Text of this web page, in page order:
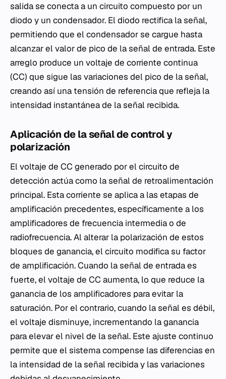
salida se conecta a un circuito compuesto por un
diodo y un condensador. El diodo rectifica la señal,
permitiendo que el condensador se cargue hasta
alcanzar el valor de pico de la señal de entrada. Este
arreglo produce un voltaje de corriente continua
(CC) que sigue las variaciones del pico de la señal,
creando así una tensión de referencia que refleja la
intensidad instantánea de la señal recibida.
Aplicación de la señal de control y
polarización
El voltaje de CC generado por el circuito de
detección actúa como la señal de retroalimentación
principal. Esta corriente se aplica a las etapas de
amplificación precedentes, específicamente a los
amplificadores de frecuencia intermedia o de
radiofrecuencia. Al alterar la polarización de estos
bloques de ganancia, el circuito modifica su factor
de amplificación. Cuando la señal de entrada es
fuerte, el voltaje de CC aumenta, lo que reduce la
ganancia de los amplificadores para evitar la
saturación. Por el contrario, cuando la señal es débil,
el voltaje disminuye, incrementando la ganancia
para elevar el nivel de la señal. Este ajuste continuo
permite que el sistema compense las diferencias en
la intensidad de la señal recibida y las variaciones